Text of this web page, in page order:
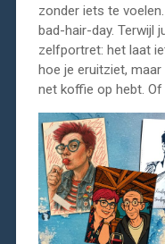
zonder iets te
bad-hair-day. Terwijl
zelfportret: het laat
hoe je eruitziet,
net koffie op hebt. Of